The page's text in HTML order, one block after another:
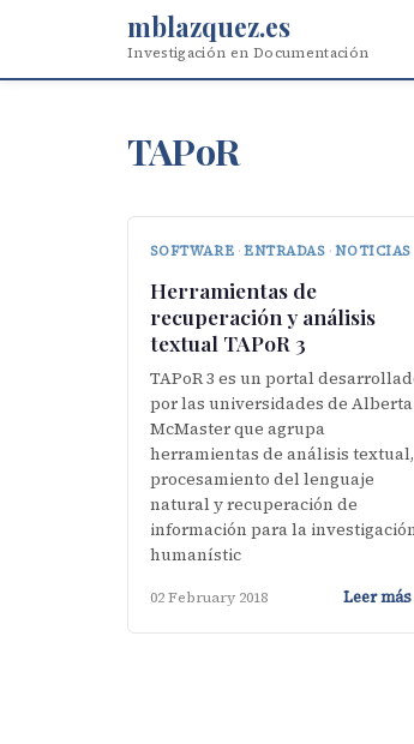
mblazquez.es
Investigación en Documentación
TAPoR
SOFTWARE ·ENTRADAS · NOTICIAS
Herramientas de
recuperación y análisis
textual TAPoR 3
TAPoR 3 es un portal
por las universidades de
McMaster que agrupa
herramientas de análisis textual,
procesamiento del lenguaje
natural y recuperación de
información para la
humanístic
02 February 2018 Leer